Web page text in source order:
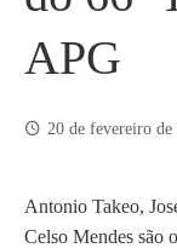
APG
20 de fevereiro de
Antonio Takeo,
Celso Mendes são